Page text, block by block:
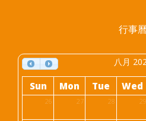
行事曆
八月
Sun Mon Tue Wed
26 27 28 29